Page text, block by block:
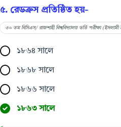
৫. রেডক্রস প্রতিষ্ঠিত হয়-
৩০ তম বিসিএস/ রাজশাহী বিশ্ববিদ্যালয় ভর্তি পরীক্ষা
১৮৬৪ সালে
১৮৬৮ সালে
১৮৬৬ সালে
১৮৬৩ সালে